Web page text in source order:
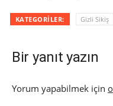
KATEGORILER: Gizli Sikiş
Bir yanıt yazın
Yorum yapabilmek için